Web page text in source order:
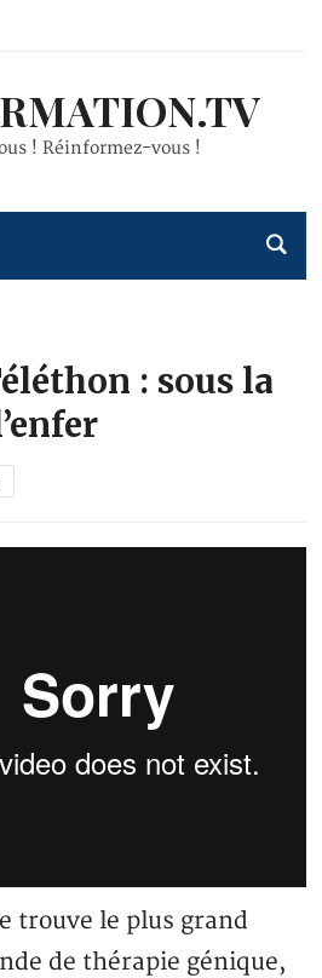
! Réinformez-vous !
: sous la
trouve le plus grand
de thérapie génique,